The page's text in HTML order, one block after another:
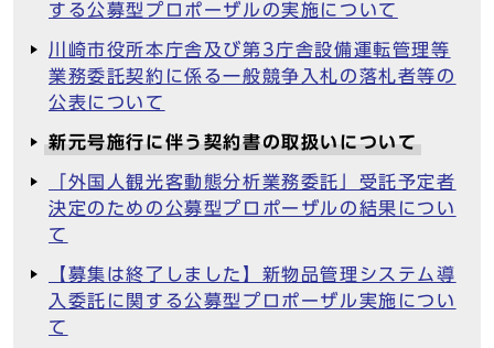
する公募型プロポーザルの実施について
川崎市役所本庁舎及び第3庁舎設備運転管理等
業務委託契約に係る一般競争入札の落札者等の
公表について
新元号施行に伴う契約書の取扱いについて
「外国人観光客動態分析業務委託」受託予定者
決定のための公募型プロポーザルの結果につい
て
【募集は終了しました】新物品管理システム導
入委託に関する公募型プロポーザル実施につい
て